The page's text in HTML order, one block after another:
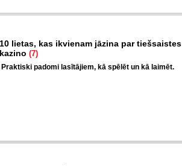
10 lietas, kas ikvienam jāzina par tiešsaistes
kazino (7)
Praktiski padomi lasītājiem, kā spēlēt un kā laimēt.